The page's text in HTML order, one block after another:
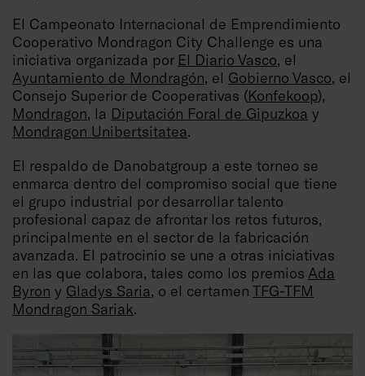
El Campeonato Internacional de Emprendimiento
Cooperativo Mondragon City Challenge es una
iniciativa organizada por El Diario Vasco, el
Ayuntamiento de Mondragón, el Gobierno Vasco, el
Consejo Superior de Cooperativas (Konfekoop),
Mondragon, la Diputación Foral de Gipuzkoa y
Mondragon Unibertsitatea.
El respaldo de Danobatgroup a este torneo se
enmarca dentro del compromiso social que tiene
el grupo industrial por desarrollar talento
profesional capaz de afrontar los retos futuros,
principalmente en el sector de la fabricación
avanzada. El patrocinio se une a otras iniciativas
en las que colabora, tales como los premios Ada
Byron y Gladys Saria, o el certamen TFG-TFM
Mondragon Sariak.